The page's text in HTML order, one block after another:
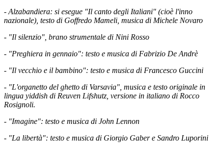
- Alzabandiera: si esegue "Il canto degli Italiani" (cioè l'inno
nazionale), testo di Goffredo Mameli, musica di Michele Novaro
- "Il silenzio", brano strumentale di Nini Rosso
- "Preghiera in gennaio": testo e musica di Fabrizio De Andrè
- "Il vecchio e il bambino": testo e musica di Francesco Guccini
- "L'organetto del ghetto di Varsavia", musica e testo originale in
lingua yiddish di Reuven Lifshutz, versione in italiano di Rocco
Rosignoli.
- "Imagine": testo e musica di John Lennon
- "La libertà": testo e musica di Giorgio Gaber e Sandro Luporini